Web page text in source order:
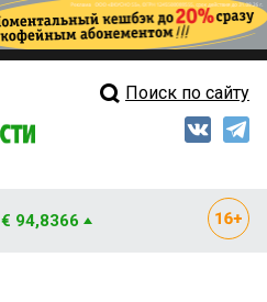
Свежий выпускПоиск по сайту
€ 94,8366